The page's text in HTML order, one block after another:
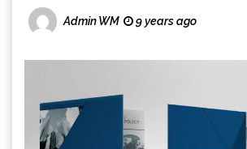
Admin WM 9 years ago